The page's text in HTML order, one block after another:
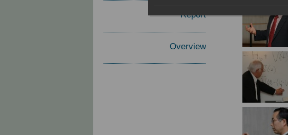
Report
Overview